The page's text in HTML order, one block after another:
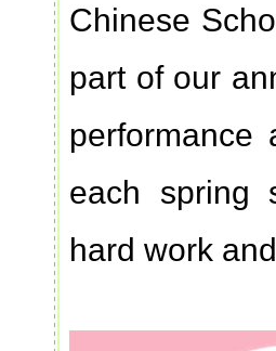
Chinese
part of our
each spring
hard work